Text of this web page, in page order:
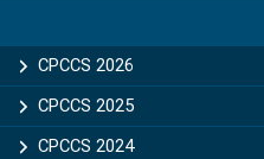
Sidebar
CPCCS 2026
CPCCS 2025
CPCCS 2024